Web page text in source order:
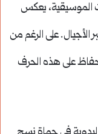
الموسيقية، يعكس
الأجيال. على الرغم من
على هذه الحرف